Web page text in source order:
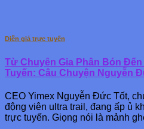
Diễn giả trực tuyến
Từ Chuyên Gia Phân Bón
Tuyến: Câu Chuyện Nguyễn
CEO Yimex Nguyễn Đức Tốt,
động viên ultra trail, đang ấp ủ
trực tuyến. Giọng nói là mảnh